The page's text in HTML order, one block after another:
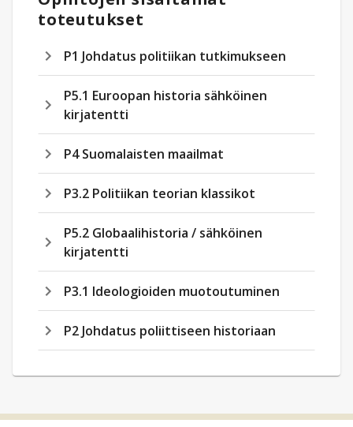
toteutukset
P1 Johdatus politiikan tutkimukseen
P5.1 Euroopan historia sähköinen
kirjatentti
P4 Suomalaisten maailmat
P3.2 Politiikan teorian klassikot
P5.2 Globaalihistoria / sähköinen
kirjatentti
P3.1 Ideologioiden muotoutuminen
P2 Johdatus poliittiseen historiaan